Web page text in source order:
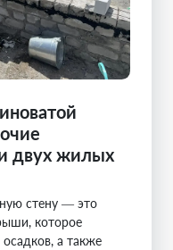
двух жилых
стену — это
которое
а также